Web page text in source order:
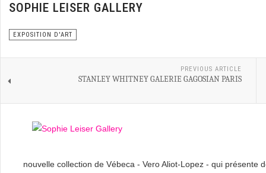
SOPHIE LEISER GALLERY
EXPOSITION D'ART
PREVIOUS ARTICLE
STANLEY WHITNEY GALERIE GAGOSIAN PARIS
nouvelle collection de Vébeca - Vero Aliot-Lopez - qui présente